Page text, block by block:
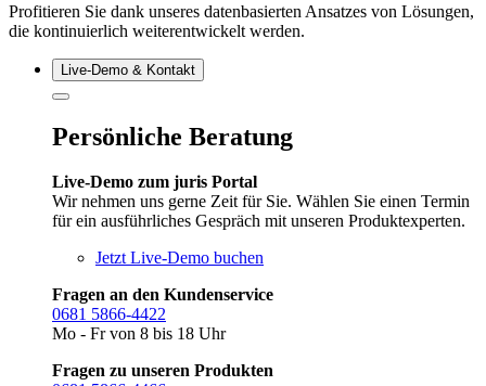
Profitieren Sie dank unseres datenbasierten Ansatzes von Lösungen,
die kontinuierlich weiterentwickelt werden.
Live‑Demo & Kontakt
Persönliche Beratung
Live-Demo zum juris Portal
Wir nehmen uns gerne Zeit für Sie. Wählen Sie einen Termin
für ein ausführliches Gespräch mit unseren Produktexperten.
Jetzt Live-Demo buchen
Fragen an den Kundenservice
0681 5866-4422
Mo - Fr von 8 bis 18 Uhr
Fragen zu unseren Produkten